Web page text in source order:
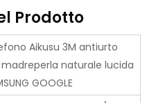
Prodotto
Aikusu 3M antiurto
naturale lucida
GOOGLE